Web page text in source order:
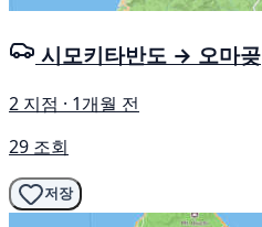
시모키타반도 → 오마곶
2 지점 · 1개월 전
29 조회
저장